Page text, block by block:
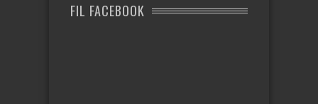
FIL FACEBOOK